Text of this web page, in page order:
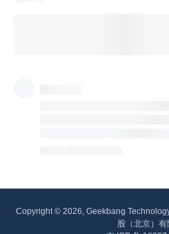
Copyright © 2026, Geekbang
股（北京）有